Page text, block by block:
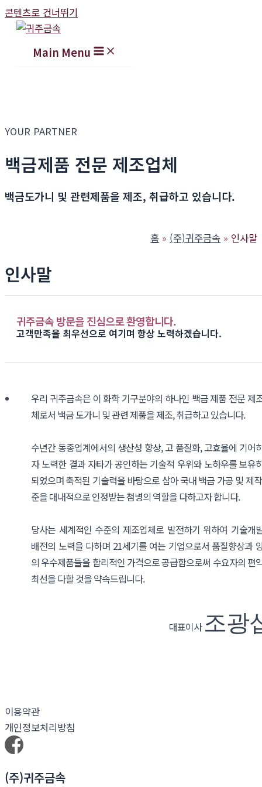
콘텐츠로 건너뛰기
Main Menu
YOUR PARTNER
백금제품 전문 제조업체
백금도가니 및 관련제품을 제조, 취급하고 있습니다.
홈 (주)귀주금속 인사말
인사말
귀주금속 방문을 진심으로 환영합니다.
고객만족을 최우선으로 여기며 항상 노력하겠습니다.
우리 귀주금속은 이 화학 기구분야의 하나인 백금 제품 전문 제
체로서 백금 도가니 및 관련 제품을 제조, 취급하고 있습니다.
수년간 동종업계에서의 생산성 향상, 고 품질화, 고효율에 기어
자 노력한 결과 자타가 공인하는 기술적 우위와 노하우를 보유
되었으며 축적된 기술력을 바탕으로 삼아 국내 백금 가공 및 제
준을 대내적으로 인정받는 첨병의 역할을 다하고자 합니다.
당사는 세계적인 수준의 제조업체로 발전하기 위하여 기술개
배전의 노력을 다하며 21세기를 여는 기업으로서 품질향상과
의 우수제품들을 합리적인 가격으로 공급함으로써 수요자의 편
최선을 다할 것을 약속드립니다.
대표이사 조광
이용약관
개인정보처리방침
(주)귀주금속